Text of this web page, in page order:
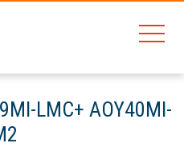
LMC+ AOY40MI-